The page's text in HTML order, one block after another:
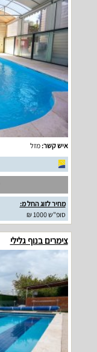
איש קשר:מזל
מחיר לזוג החל מ:
סופ"ש 1000 ₪
צימרים בנוף גלילי